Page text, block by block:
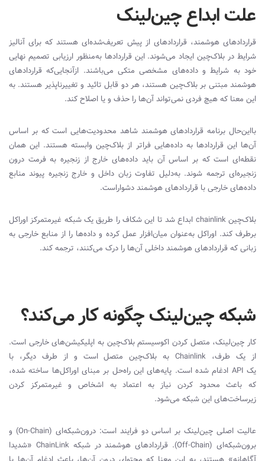
علت ابداع چین‌لینک
قراردادهای هوشمند، قراردادهای از پیش تعریف‌شده‌ای هستند که برای آنالیز
شرایط در بلاک‌چین ایجاد می‌شوند. این قراردادها به‌منظور ارزیابی تصمیم نهایی
خود به شرایط و داده‌های مشخصی متکی می‌باشند. ازآنجایی‌که قراردادهای
هوشمند مبتنی بر بلاک‌چین هستند، هر دو قابل تائید و تغییرناپذیر هستند. به
این معنا که هیچ فردی نمی‌تواند آن‌ها را حذف و یا اصلاح کند.
بااین‌حال برنامه قراردادهای هوشمند شاهد محدودیت‌هایی است که بر اساس
آن‌ها این قراردادها به داده‌هایی فراتر از بلاک‌چین وابسته هستند. این همان
نقطه‌ای است که بر اساس آن باید داده‌های خارج از زنجیره به فرمت درون
زنجیره‌ای ترجمه شوند. به‌دلیل تفاوت زبان داخل و خارج زنجیره پیوند منابع
داده‌های خارجی با قراردادهای هوشمند دشواراست.
بلاک‌چینchainlink ابداع شد تا این شکاف را طریق یک شبکه غیرمتمرکز اوراکل‌
برطرف کند. اوراکل‌ به‌عنوان میان‌افزار عمل کرده و داده‌ها را از منابع خارجی به
زبانی که قراردادهای هوشمند داخلی آن‌ها را درک ‌می‌کنند، ترجمه کند.
شبکه چین‌لینک چگونه کار می‌کند؟
کار چین‌لینک، متصل کردن اکوسیستم بلاک‌چین به اپلیکیشن‌های خارجی است.
از یک طرف، Chainlinkبه بلاک‌چین متصل است و از طرف دیگر، با
یک API ادغام شده است. پایه‌های این راه‌حل بر مبنای اوراکل‌ها ساخته شده،
که باعث محدود کردن نیاز به اعتماد به اشخاص و غیر‌متمرکز کردن
زیرساخت‌های این شبکه می‌شود.
عالیت اصلی چین‌لینک بر اساس دو فرایند است: درون‌شبکه‌ای (On-Chain) و
برون‌شبکه‌ای (Off-Chain). قراردادهای هوشمند در شبکهChainLink «شدیدا